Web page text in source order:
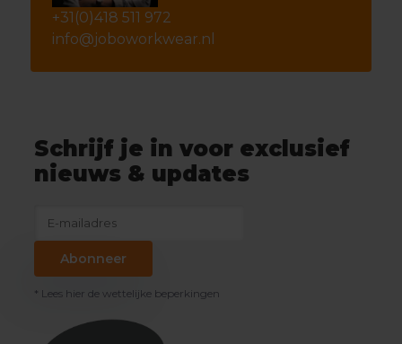
+31(0)418 511 972
info@joboworkwear.nl
Schrijf je in voor exclusief
nieuws & updates
Abonneer
* Lees hier de wettelijke beperkingen